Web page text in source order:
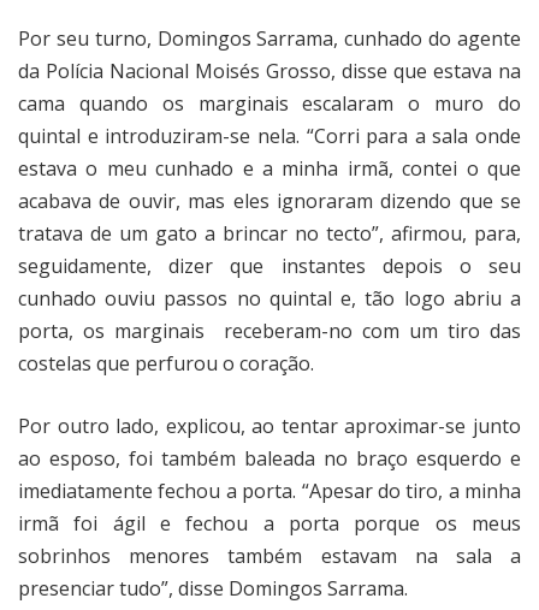
Por seu turno, Domingos Sarrama, cunhado do agente
da Polícia Nacional Moisés Grosso, disse que estava na
cama quando os marginais escalaram o muro do
quintal e introduziram-se nela. “Corri para a sala onde
estava o meu cunhado e a minha irmã, contei o que
acabava de ouvir, mas eles ignoraram dizendo que se
tratava de um gato a brincar no tecto”, afirmou, para,
seguidamente, dizer que instantes depois o seu
cunhado ouviu passos no quintal e, tão logo abriu a
porta, os marginais
receberam-no com um tiro das
costelas que perfurou o coração.
Por outro lado, explicou, ao tentar aproximar-se junto
ao esposo, foi também baleada no braço esquerdo e
imediatamente fechou a porta. “Apesar do tiro, a minha
irmã foi ágil e fechou a porta porque os meus
sobrinhos menores também estavam na sala a
presenciar tudo”, disse Domingos Sarrama.